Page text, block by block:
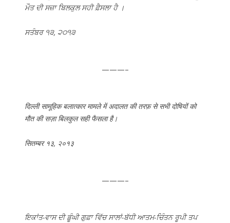
ਮੌਤ ਦੀ ਸਜ਼ਾ ਬਿਲਕੁਲ ਸਹੀ ਫ਼ੈਸਲਾ ਹੈ ।
ਸਤੰਬਰ ੧੩, ੨੦੧੩
———–
दिल्ली सामूहिक बलात्कार मामले में अदालत की तरफ़ से सभी दोषियों को
मौत की सज़ा बिलकुल सही फैसला है।
सितम्बर १३, २०१३
———–
ਇਕਾਂਤ-ਵਾਸ ਦੀ ਡੂੰਘੀ ਗੁਫ਼ਾ ਵਿੱਚ ਸਾਲਾਂ-ਬੱਧੀ ਆਤਮ-ਚਿੰਤਨ ਰੂਪੀ ਤਪ